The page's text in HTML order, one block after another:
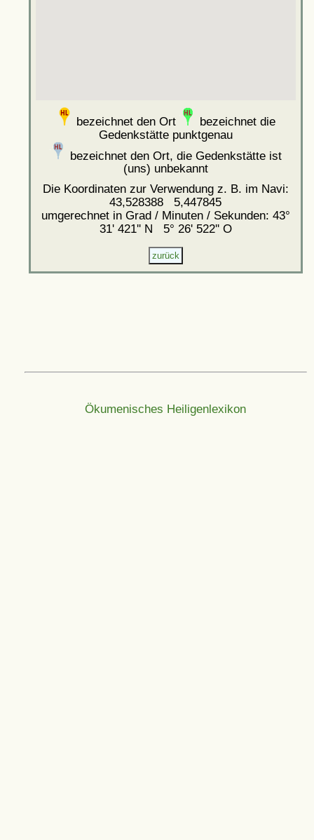
bezeichnet den Ort
bezeichnet die
Gedenkstätte punktgenau
bezeichnet den Ort, die Gedenkstätte ist
(uns) unbekannt
Die Koordinaten zur Verwendung z. B. im Navi:
43,528388 5,447845
umgerechnet in Grad / Minuten / Sekunden: 43°
31' 421'' N 5° 26' 522'' O
Ökumenisches Heiligenlexikon